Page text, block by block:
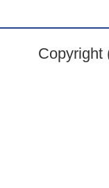
Copyright